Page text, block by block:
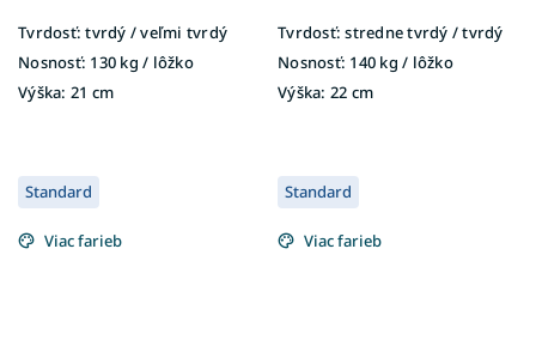
Tvrdosť: tvrdý / veľmi tvrdý
Nosnosť: 130 kg / lôžko
Výška: 21 cm
Tvrdosť: stredne tvrdý / tvrdý
Nosnosť: 140 kg / lôžko
Výška: 22 cm
Standard
Viac farieb
Standard
Viac farieb